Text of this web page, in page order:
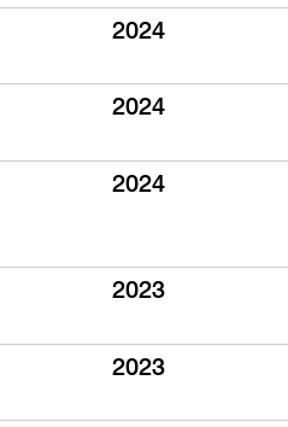
2024
2024
2024
2023
2023